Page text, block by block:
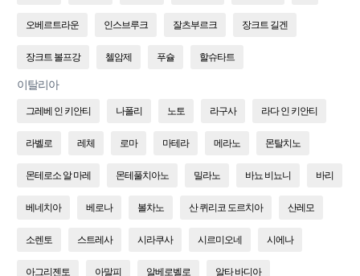
오베르트라운 인스브루크 잘츠부르크 장크트 길겐
장크트 볼프강 첼암제 푸슐 할슈타트
이탈리아
그레베 인 키안티 나폴리 노토 라구사 라다 인 키안티
라벨로 레체 로마 마테라 메라노 몬탈치노
몬테로소 알 마레 몬테풀치아노 밀라노 바뇨 비뇨니 바리
베네치아 베로나 볼차노 산 퀴리코 도르치아 산레모
소렌토 스트레사 시라쿠사 시르미오네 시에나
아그리젠토 아말피 알베로벨로 알타 바디아